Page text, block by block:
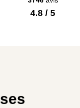
4.8 / 5